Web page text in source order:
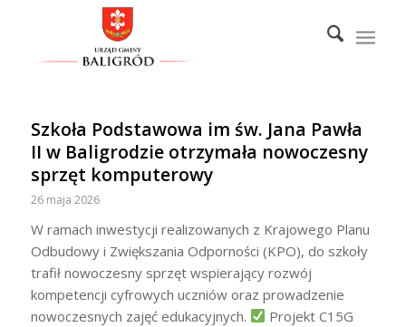
Szkoła Podstawowa im św. Jana Pawła
II w Baligrodzie otrzymała nowoczesny
sprzęt komputerowy
26 maja 2026
W ramach inwestycji realizowanych z Krajowego Planu
Odbudowy i Zwiększania Odporności (KPO), do szkoły
trafił nowoczesny sprzęt wspierający rozwój
kompetencji cyfrowych uczniów oraz prowadzenie
nowoczesnych zajęć edukacyjnych.
Projekt C15G